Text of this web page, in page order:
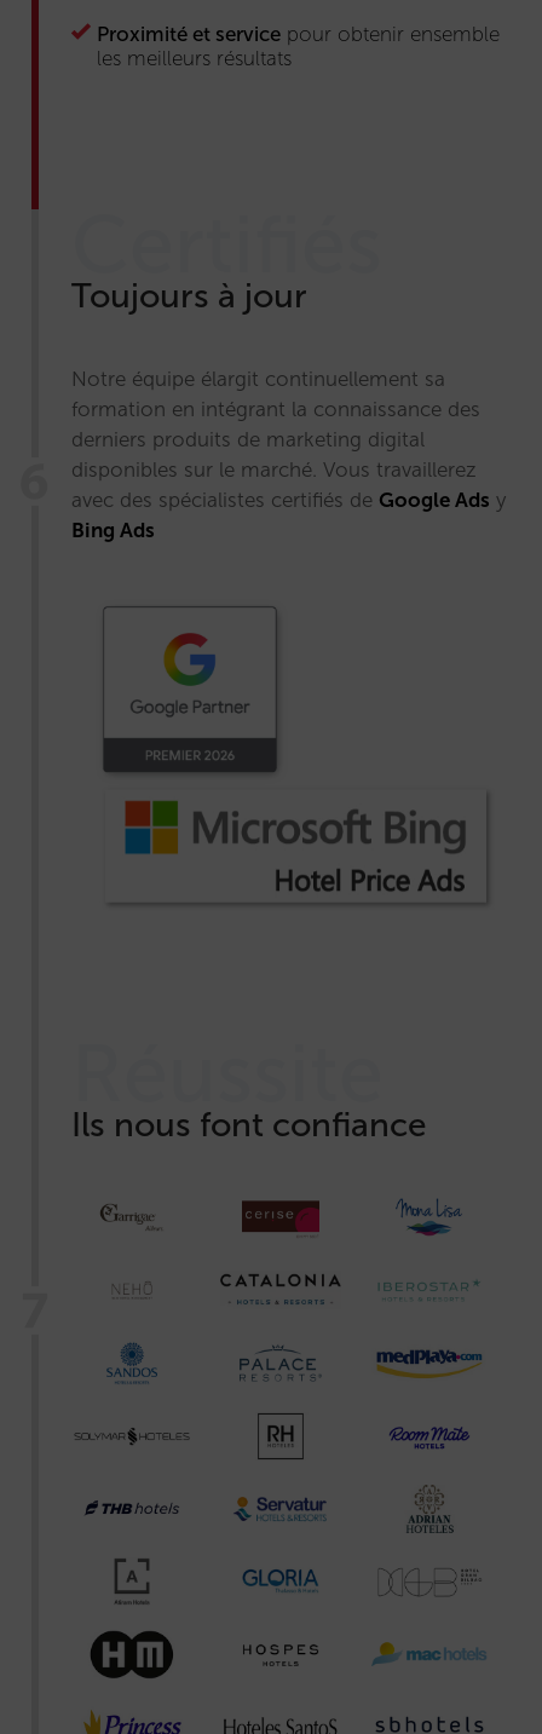
Proximité et servicepour obtenir ensemble
les meilleurs résultats
Toujours à jour
Notre équipe élargit continuellement sa
formation en intégrant la connaissance des
derniers produits de marketing digital
disponibles sur le marché. Vous travaillerez
avec des spécialistes certifiés de Google Ads y
Bing Ads
Ils nous font confiance